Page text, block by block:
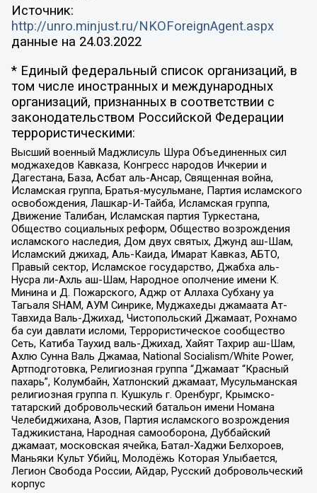
Источник:
http://unro.minjust.ru/NKOForeignAgent.aspx
данные на 24.03.2022
* Единый федеральный список организаций, в
том числе иностранных и международных
организаций, признанных в соответствии с
законодательством Российской Федерации
террористическими:
Высший военный Маджлисуль Шура Объединенных сил
моджахедов Кавказа, Конгресс народов Ичкерии и
Дагестана, База, Асбат аль-Ансар, Священная война,
Исламская группа, Братья-мусульмане, Партия исламского
освобождения, Лашкар-И-Тайба, Исламская группа,
Движение Талибан, Исламская партия Туркестана,
Общество социальных реформ, Общество возрождения
исламского наследия, Дом двух святых, Джунд аш-Шам,
Исламский джихад, Аль-Каида, Имарат Кавказ, АБТО,
Правый сектор, Исламское государство, Джабха аль-
Нусра ли-Ахль аш-Шам, Народное ополчение имени К.
Минина и Д. Пожарского, Аджр от Аллаха Субхану уа
Тагьаля SHAM, АУМ Синрике, Муджахеды джамаата Ат-
Тавхида Валь-Джихад, Чистопольский Джамаат, Рохнамо
ба суи давлати исломи, Террористическое сообщество
Сеть, Катиба Таухид валь-Джихад, Хайят Тахрир аш-Шам,
Ахлю Сунна Валь Джамаа, National Socialism/White Power,
Артподготовка, Религиозная группа “Джамаат “Красный
пахарь”, Колумбайн, Хатлонский джамаат, Мусульманская
религиозная группа п. Кушкуль г. Оренбург, Крымско-
татарский добровольческий батальон имени Номана
Челебиджихана, Азов, Партия исламского возрождения
Таджикистана, Народная самооборона, Дуббайский
джамаат, московская ячейка, Батал-Хаджи Белхороев,
Маньяки Культ Убийц, Молодёжь Которая Улыбается,
Легион Свобода России, Айдар, Русский добровольческий
корпус